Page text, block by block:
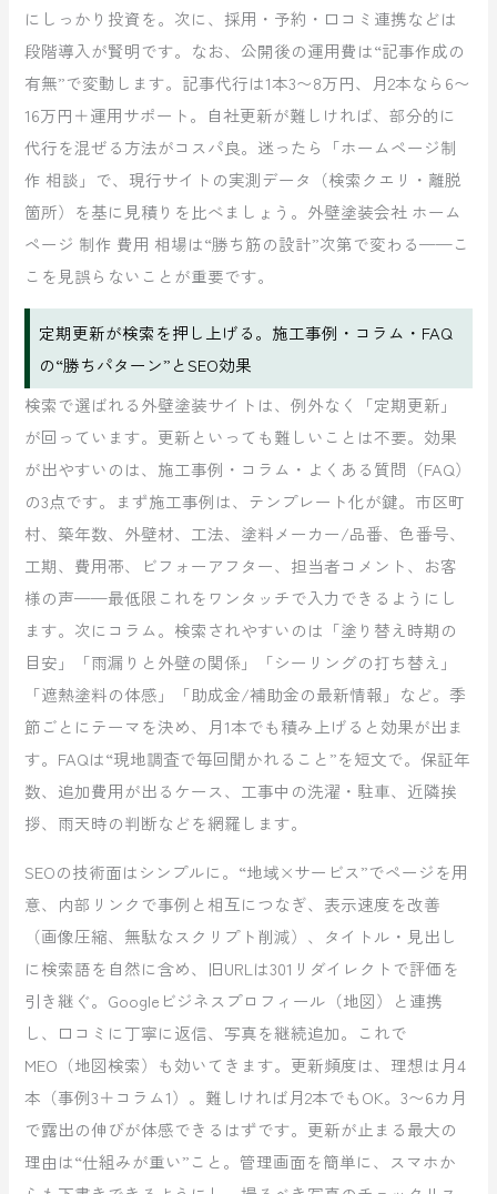
にしっかり投資を。次に、採用・予約・口コミ連携などは
段階導入が賢明です。なお、公開後の運用費は“記事作成の
有無”で変動します。記事代行は1本3〜8万円、月2本なら6〜
16万円＋運用サポート。自社更新が難しければ、部分的に
代行を混ぜる方法がコスパ良。迷ったら「ホームページ制
作 相談」で、現行サイトの実測データ（検索クエリ・離脱
箇所）を基に見積りを比べましょう。外壁塗装会社 ホーム
ページ 制作 費用 相場は“勝ち筋の設計”次第で変わる——こ
こを見誤らないことが重要です。
定期更新が検索を押し上げる。施工事例・コラム・FAQ
の“勝ちパターン”とSEO効果
検索で選ばれる外壁塗装サイトは、例外なく「定期更新」
が回っています。更新といっても難しいことは不要。効果
が出やすいのは、施工事例・コラム・よくある質問（FAQ）
の3点です。まず施工事例は、テンプレート化が鍵。市区町
村、築年数、外壁材、工法、塗料メーカー/品番、色番号、
工期、費用帯、ビフォーアフター、担当者コメント、お客
様の声——最低限これをワンタッチで入力できるようにし
ます。次にコラム。検索されやすいのは「塗り替え時期の
目安」「雨漏りと外壁の関係」「シーリングの打ち替え」
「遮熱塗料の体感」「助成金/補助金の最新情報」など。季
節ごとにテーマを決め、月1本でも積み上げると効果が出ま
す。FAQは“現地調査で毎回聞かれること”を短文で。保証年
数、追加費用が出るケース、工事中の洗濯・駐車、近隣挨
拶、雨天時の判断などを網羅します。
SEOの技術面はシンプルに。“地域×サービス”でページを用
意、内部リンクで事例と相互につなぎ、表示速度を改善
（画像圧縮、無駄なスクリプト削減）、タイトル・見出し
に検索語を自然に含め、旧URLは301リダイレクトで評価を
引き継ぐ。Googleビジネスプロフィール（地図）と連携
し、口コミに丁寧に返信、写真を継続追加。これで
MEO（地図検索）も効いてきます。更新頻度は、理想は月4
本（事例3＋コラム1）。難しければ月2本でもOK。3〜6カ月
で露出の伸びが体感できるはずです。更新が止まる最大の
理由は“仕組みが重い”こと。管理画面を簡単に、スマホか